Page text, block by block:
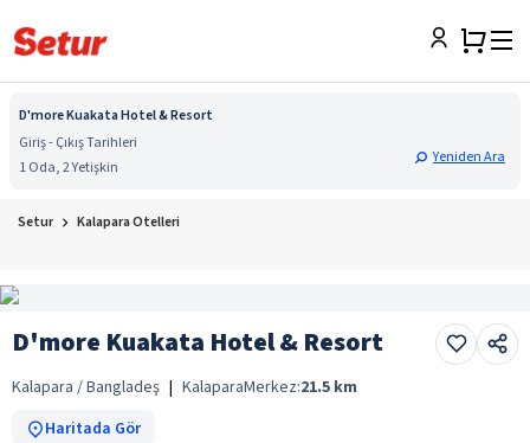
D'more Kuakata Hotel & Resort
Giriş - Çıkış Tarihleri
1 Oda, 2 Yetişkin
Yeniden Ara
Setur Kalapara Otelleri
D'more Kuakata Hotel & Resort
Kalapara / Bangladeş | KalaparaMerkez:21.5 km
Haritada Gör